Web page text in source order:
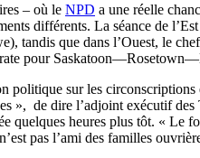
– où le NPD a une réelle
différents. La séance de
tandis que dans l’Ouest, le
pour
politique sur les
», de dire l’adjoint exécutif
quelques heures plus tôt. « Le
pas l’ami des familles